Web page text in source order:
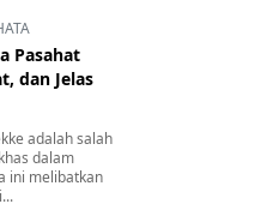
Pasahat
dan Jelas
adalah salah
dalam
ini melibatkan